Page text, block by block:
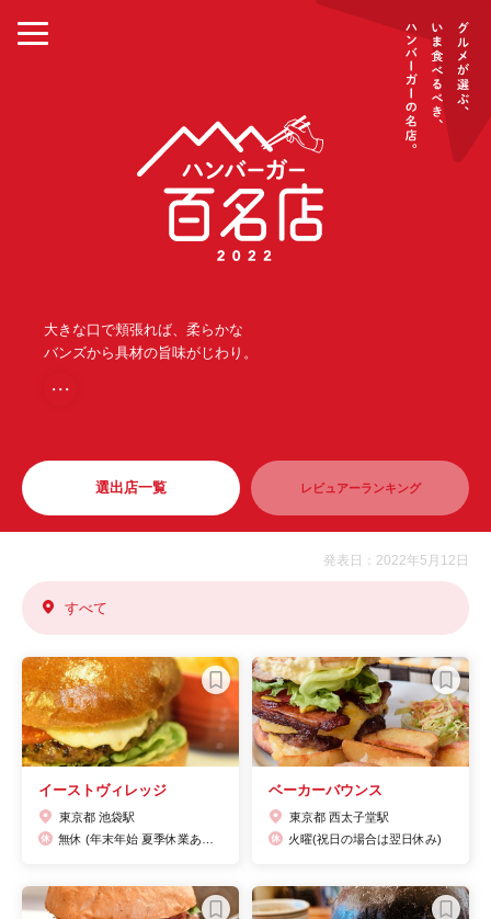
大きな口で頬張れば、柔らかな
バンズから具材の旨味がじわり。
・・・
選出店一覧 レビュアーランキング
発表日：2022年5月12日
すべて
イーストヴィレッジ
東京都 池袋駅
ベーカーバウンス
東京都 西太子堂駅
火曜(祝日の場合は翌日休み)